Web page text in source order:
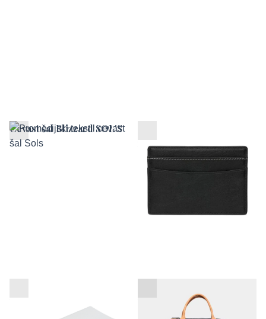
Cevast šal Blizzard SOL'S
nosilec kartic
weekender bag